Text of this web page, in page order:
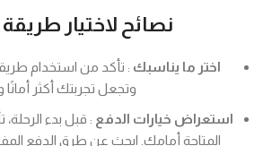
نصائح لاختيار
اختر ما يناسبك : تأكد من استخدام
وتجعل تجربتك أكثر أمانًا
استعراض خيارات الدفع : قبل بدء
المتاحة أمامك. ابحث عن طرق الدفع